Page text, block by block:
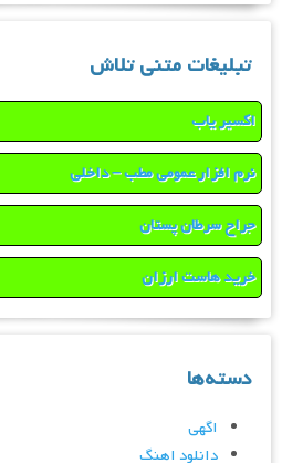
تبلیغات متنی تلاش
اکسیر یاب
نرم افزار عمومی مطب – داخلی
جراح سرطان پستان
خرید هاست ارزان
دسته‌ها
اگهی
دانلود اهنگ